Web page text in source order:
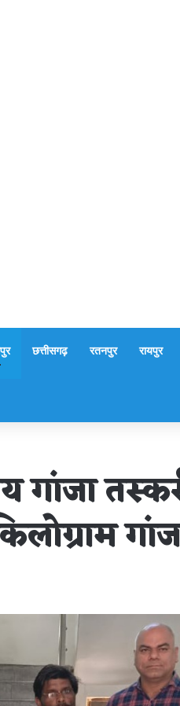
छत्तीसगढ़ रतनपुर रायपुर
गांजा